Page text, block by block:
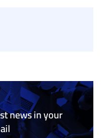
news in your